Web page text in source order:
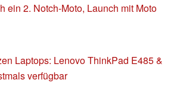
ein 2. Notch-Moto, Launch mit Moto
Laptops: Lenovo ThinkPad E485 &
verfügbar